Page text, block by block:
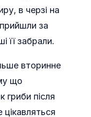
в черзі на
за
її забрали.
вторинне
що
гриби після